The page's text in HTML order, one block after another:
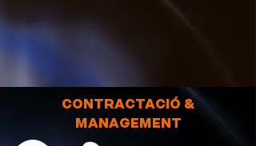
CONTRACTACIÓ &
MANAGEMENT